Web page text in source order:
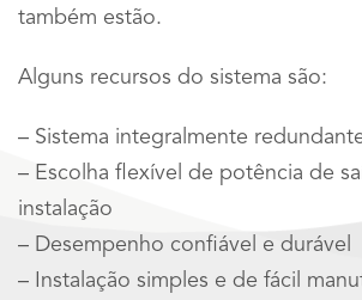
também estão.
Alguns recursos do sistema são:
– Sistema integralmente
– Escolha flexível de potência de
instalação
– Desempenho confiável e durável
– Instalação simples e de fácil